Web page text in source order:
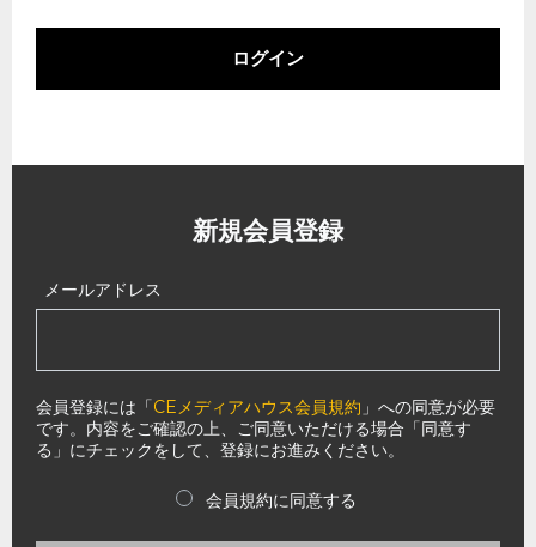
ログイン
新規会員登録
メールアドレス
会員登録には「CEメディアハウス会員規約 」への同意が必要
です。内容をご確認の上、ご同意いただける場合「同意す
る」にチェックをして、登録にお進みください。
会員規約に同意する